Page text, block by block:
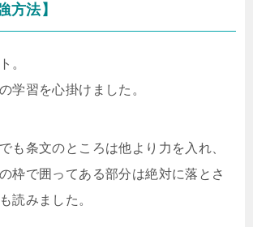
方法】
。
学習を心掛けました。
も条文のところは他より力を入れ、
枠で囲ってある部分は絶対に落とさ
読みました。